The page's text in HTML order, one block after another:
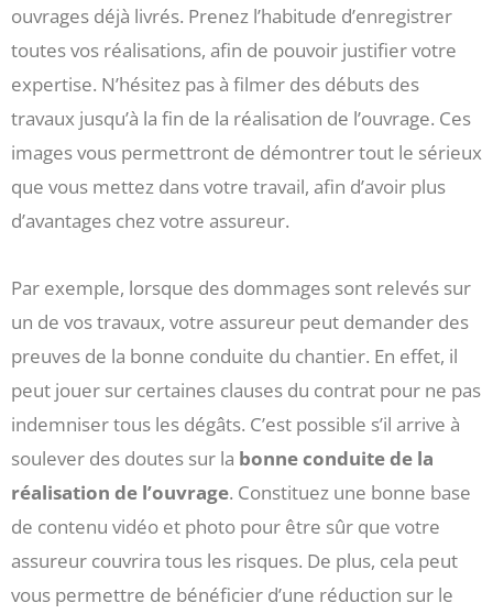
ouvrages déjà livrés. Prenez l’habitude d’enregistrer
toutes vos réalisations, afin de pouvoir justifier votre
expertise. N’hésitez pas à filmer des débuts des
travaux jusqu’à la fin de la réalisation de l’ouvrage. Ces
images vous permettront de démontrer tout le sérieux
que vous mettez dans votre travail, afin d’avoir plus
d’avantages chez votre assureur.
Par exemple, lorsque des dommages sont relevés sur
un de vos travaux, votre assureur peut demander des
preuves de la bonne conduite du chantier. En effet, il
peut jouer sur certaines clauses du contrat pour ne pas
indemniser tous les dégâts. C’est possible s’il arrive à
soulever des doutes sur la bonne conduite de la
réalisation de l’ouvrage. Constituez une bonne base
de contenu vidéo et photo pour être sûr que votre
assureur couvrira tous les risques. De plus, cela peut
vous permettre de bénéficier d’une réduction sur le